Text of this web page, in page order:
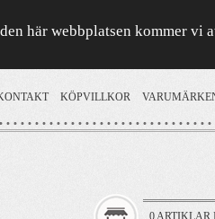
här webbplatsen kommer vi
KÖPVILLKOR